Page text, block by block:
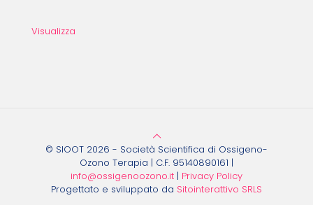
Visualizza
© SIOOT 2026 - Società Scientifica di Ossigeno-
Ozono Terapia | C.F. 95140890161 |
info@ossigenoozono.it | Privacy Policy
Progettato e sviluppato da Sitointerattivo SRLS